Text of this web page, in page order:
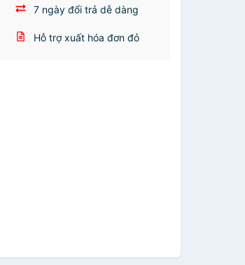
7 ngày đổi trả dễ dàng
Hỗ trợ xuất hóa đơn đỏ